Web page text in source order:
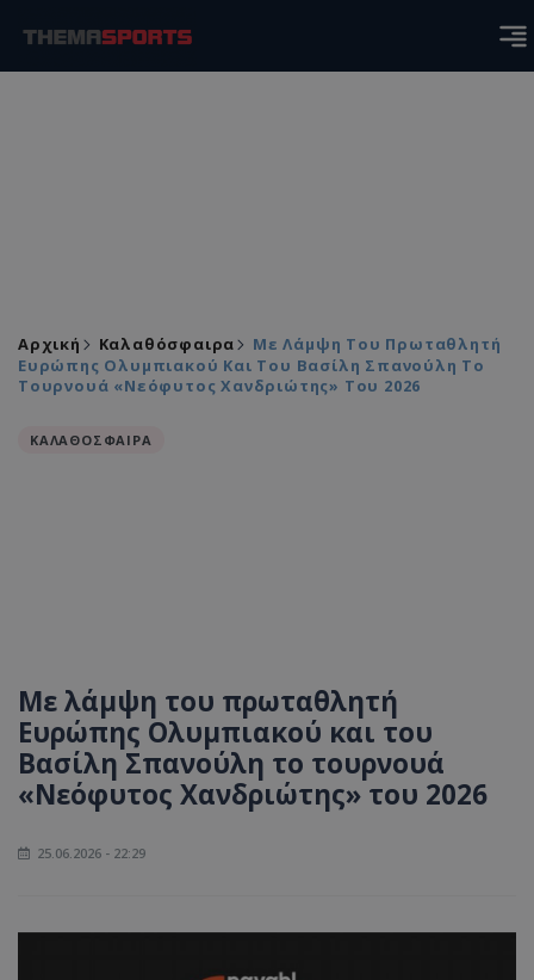
Αρχική Καλαθόσφαιρα
Με Λάμψη Του Πρωταθλητή
Ευρώπης Ολυμπιακού Και Του Βασίλη Σπανούλη Το
Τουρνουά «Νεόφυτος Χανδριώτης» Του 2026
ΚΑΛΑΘΟΣΦΑΙΡΑ
Με λάμψη του πρωταθλητή
Ευρώπης Ολυμπιακού και του
Βασίλη Σπανούλη το τουρνουά
«Νεόφυτος Χανδριώτης» του 2026
25.06.2026 - 22:29